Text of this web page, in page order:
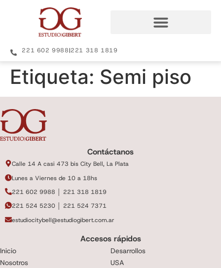
221 602 9988|221 318 1819
Etiqueta: Semi piso
Contáctanos
Calle 14 A casi 473 bis City Bell, La Plata
Lunes a Viernes de 10 a 18hs
221 602 9988 │ 221 318 1819
221 524 5230 │ 221 524 7371
estudiocitybell@estudiogibert.com.ar
Accesos rápidos
Inicio
Nosotros
Desarrollos
USA